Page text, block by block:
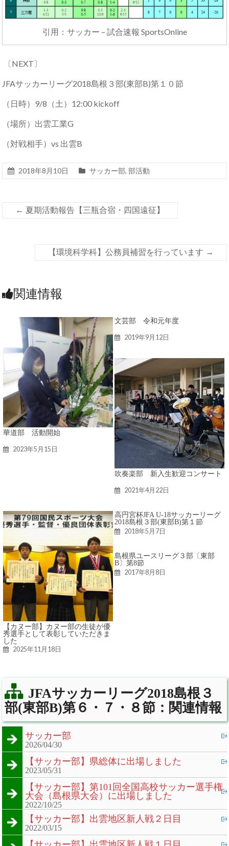
引用：サッカー – 試合速報 SportsOnline
〔NEXT〕
JFAサッカーリーグ2018島根３部(東部B)第１０節
（日時）9/8（土）12:00 kickoff
（場所）出雲工業G
（対戦相手）vs 出雲B
2018年8月10日 サッカー部,部活動
← 夏期活動報告【三瓶合宿・四国遠征】
【環境科学科】公務員補習を行っています →
関連情報
華道部 活動開始
2023年5月15日
文芸部 令和元年度
2019年9月12日
吹奏楽部 新入生歓迎コンサート
2021年4月22日
【カヌー部】カヌー部の生徒が優
秀選手として表彰していただきま
した
2025年11月18日
高円宮杯JFA U-18サッカーリーグ
2018島根３部(東部B)第１節
2018年5月7日
島根県ユースリーグ３部〔東部
B〕第8節
2017年8月8日
JFAサッカーリーグ2018島根３
部(東部B)第６・７・８節：関連情報
サッカー部
2026/04/30
【サッカー部】県総体に出場しました
2023/05/31
【サッカー部】第101回全国高校サッカー選手権
大会（島根県大会）に出場しました
2022/10/25
【サッカー部】出雲地区新人戦２日目
2022/03/15